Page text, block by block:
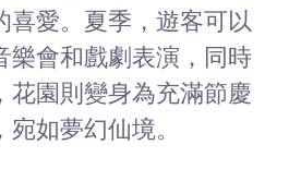
喜愛。夏季，遊客可以
樂會和戲劇表演，同時
花園則變身為充滿節慶
如夢幻仙境。